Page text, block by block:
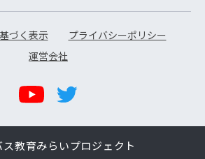
づく表示
プライバシーポリシー
運営会社
教育みらいプロジェクト